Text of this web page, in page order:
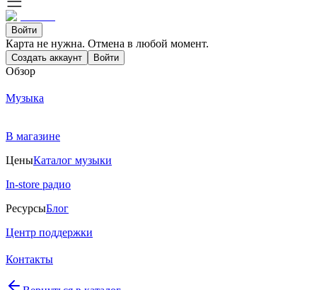
Войти
Карта не нужна. Отмена в любой момент.
Создать аккаунт Войти
Обзор
Музыка
В магазине
ЦеныКаталог музыки
In-store радио
РесурсыБлог
Центр поддержки
Контакты